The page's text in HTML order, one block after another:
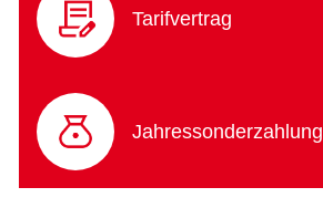
Tarifvertrag
Jahressonderzahlung